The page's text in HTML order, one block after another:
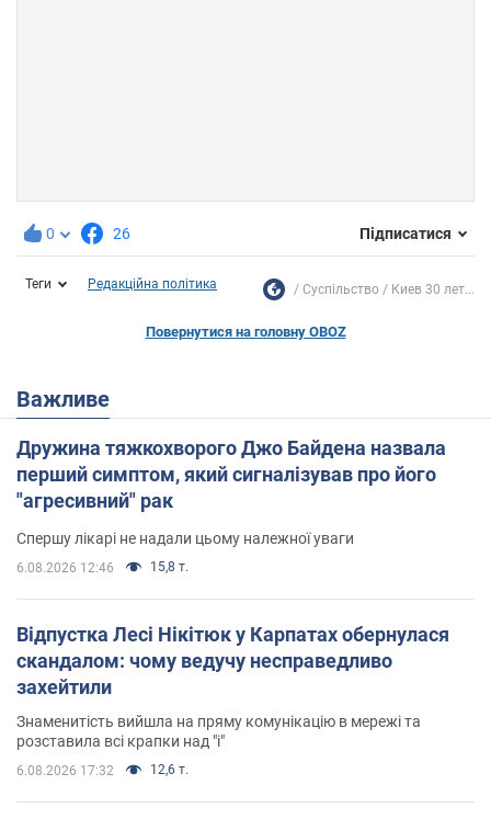
0 26 Підписатися
Теги Редакційна політика Суспільство Киев 30 лет...
Повернутися на головну OBOZ
Важливе
Дружина тяжкохворого Джо Байдена назвала
перший симптом, який сигналізував про його
"агресивний" рак
Спершу лікарі не надали цьому належної уваги
6.08.2026 12:46 15,8 т.
Відпустка Лесі Нікітюк у Карпатах обернулася
скандалом: чому ведучу несправедливо
захейтили
Знаменитість вийшла на пряму комунікацію в мережі та
розставила всі крапки над "і"
6.08.2026 17:32 12,6 т.